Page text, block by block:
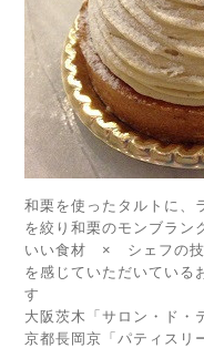
和栗を使ったタルトに、
を絞り和栗のモンブラン
いい食材 × シェフ
を感じていただいている
す
大阪茨木「サロン・ド・
京都長岡京「パティスリ